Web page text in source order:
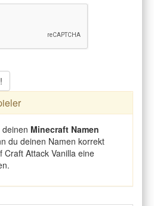
Minecraft Namen
du deinen Namen korrekt
Craft Attack Vanilla eine